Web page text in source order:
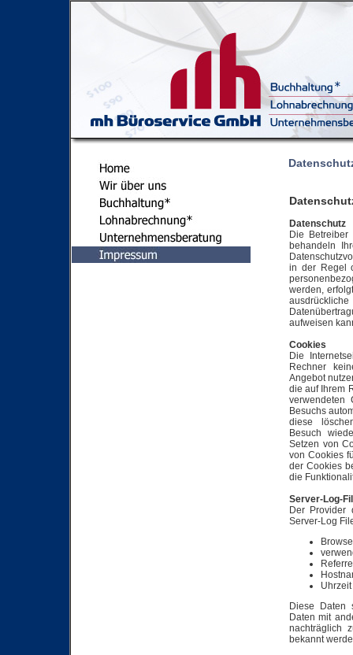
Datenschutz
Die
behandeln
in der Regel
werden,
aufweisen
Cookies
Die
Rechner
Angebot
die auf Ihrem
verwendeten
Besuchs
diese
Besuch
Setzen von
von Cookies
der Cookies
die
Server-Log-
Der Provider
Server-Log
Diese Daten
Daten mit
nachträglich
bekannt